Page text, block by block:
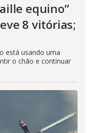
equino”
8 vitórias;
está usando uma
o chão e continuar